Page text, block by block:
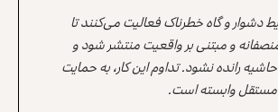
دشوار و گاه خطرناک فعالیت می‌کنند تا
و مبتنی بر واقعیت منتشر شود و
رانده نشود. تداوم این کار، به حمایت
مستقل وابسته است.